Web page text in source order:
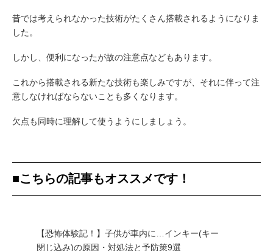
昔では考えられなかった技術がたくさん搭載されるようになりま
した。
しかし、便利になったが故の注意点などもあります。
これから搭載される新たな技術も楽しみですが、それに伴って注
意しなければならないことも多くなります。
欠点も同時に理解して使うようにしましょう。
■こちらの記事もオススメです！
【恐怖体験記！】子供が車内に…インキー(キー
閉じ込み)の原因・対処法と予防策9選